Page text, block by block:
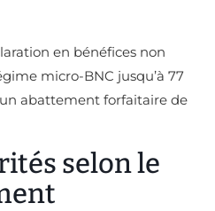
en bénéfices non
micro-BNC jusqu’à 77
abattement forfaitaire de
selon le